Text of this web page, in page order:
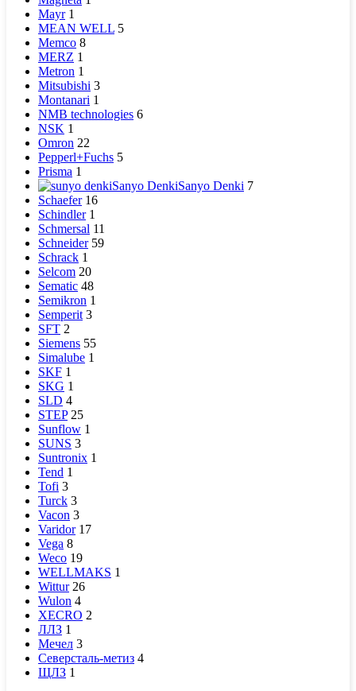
Mayr 1
MEAN WELL 5
Memco 8
MERZ 1
Metron 1
Mitsubishi 3
Montanari 1
NMB technologies 6
NSK 1
Omron 22
Pepperl+Fuchs 5
Prisma 1
Sanyo DenkiSanyo Denki 7
Schaefer 16
Schindler 1
Schmersal 11
Schneider 59
Schrack 1
Selcom 20
Sematic 48
Semikron 1
Semperit 3
SFT 2
Siemens 55
Simalube 1
SKF 1
SKG 1
SLD 4
STEP 25
Sunflow 1
SUNS 3
Suntronix 1
Tend 1
Tofi 3
Turck 3
Vacon 3
Varidor 17
Vega 8
Weco 19
WELLMAKS 1
Wittur 26
Wulon 4
XECRO 2
ЛЛЗ 1
Мечел 3
Северсталь-метиз 4
ЩЛЗ 1